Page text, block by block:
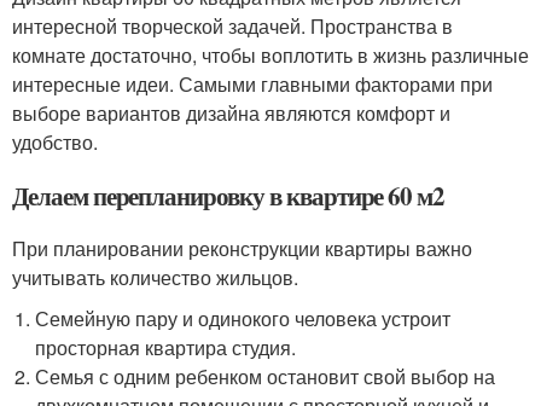
интересной творческой задачей. Пространства в
комнате достаточно, чтобы воплотить в жизнь различные
интересные идеи. Самыми главными факторами при
выборе вариантов дизайна являются комфорт и
удобство.
Делаем перепланировку в квартире 60 м2
При планировании реконструкции квартиры важно
учитывать количество жильцов.
Семейную пару и одинокого человека устроит
просторная квартира студия.
Семья с одним ребенком остановит свой выбор на